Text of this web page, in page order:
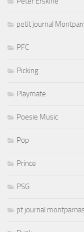
petit journal
PFC
Picking
Playmate
Poesie Music
Pop
Prince
PSG
pt journal